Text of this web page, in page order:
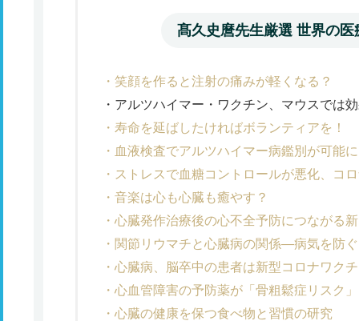
髙久史麿先生厳選 世界の医
笑顔を作ると注射の痛みが軽くなる？
アルツハイマー・ワクチン、マウスでは
寿命を延ばしたければボランティアを！
血液検査でアルツハイマー病鑑別が可能
ストレスで血糖コントロールが悪化、コ
音楽は心も心臓も癒やす？
心臓発作治療後の心不全予防につながる
関節リウマチと心臓病の関係―病気を防
心臓病、脳卒中の患者は新型コロナワク
心血管障害の予防薬が「骨粗鬆症リスク
心臓の健康を保つ食べ物と習慣の研究